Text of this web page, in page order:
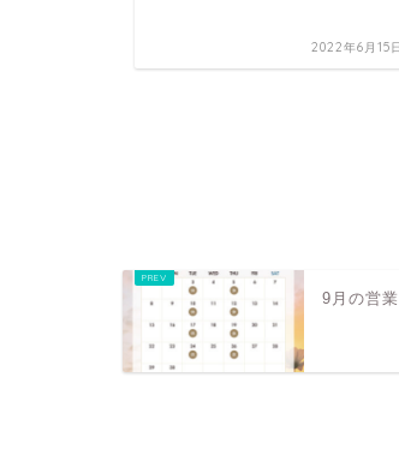
2022年6月15日
9月の営